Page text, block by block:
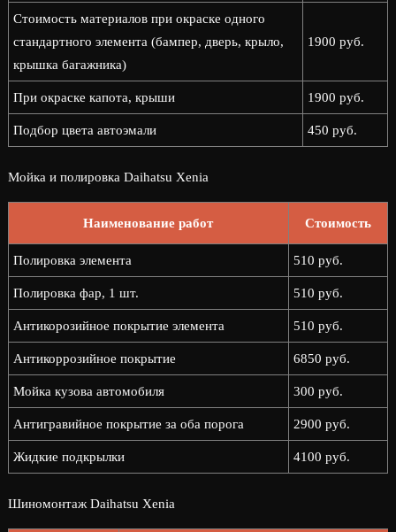
Стоимость материалов при окраске одного
стандартного элемента (бампер, дверь, крыло,
крышка багажника)
1900 руб.
При окраске капота, крыши 1900 руб.
Подбор цвета автоэмали 450 руб.
Мойка и полировка Daihatsu Xenia
Наименование работ Стоимость
Полировка элемента 510 руб.
Полировка фар, 1 шт. 510 руб.
Антикорозийное покрытие элемента 510 руб.
Антикоррозийное покрытие 6850 руб.
Мойка кузова автомобиля 300 руб.
Антигравийное покрытие за оба порога 2900 руб.
Жидкие подкрылки 4100 руб.
Шиномонтаж Daihatsu Xenia